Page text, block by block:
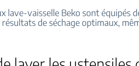
lave-vaisselle Beko sont équipés
de séchage optimaux,